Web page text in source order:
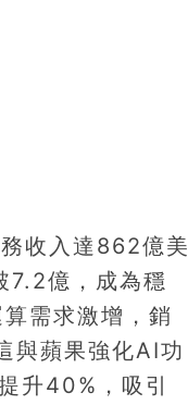
收入達862億美
億，成為穩
需求激增，銷
與蘋果強化AI功
升40%，吸引